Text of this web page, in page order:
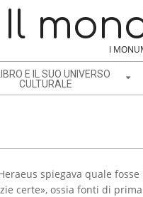
Il
I
E IL SUO UNIVERSO
CULTURALE
spiegava quale
certe», ossia fonti di